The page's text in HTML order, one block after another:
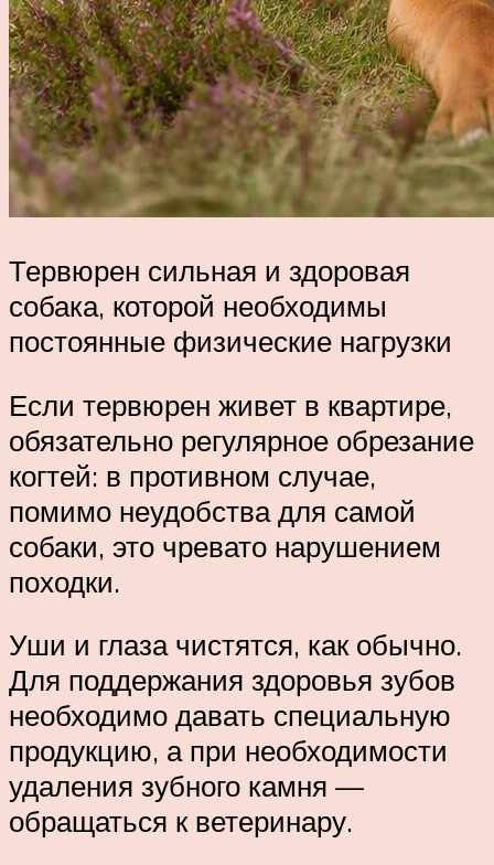
Тервюрен сильная и здоровая
собака, которой необходимы
постоянные физические нагрузки
Если тервюрен живет в квартире,
обязательно регулярное обрезание
когтей: в противном случае,
помимо неудобства для самой
собаки, это чревато нарушением
походки.
Уши и глаза чистятся, как обычно.
Для поддержания здоровья зубов
необходимо давать специальную
продукцию, а при необходимости
удаления зубного камня —
обращаться к ветеринару.